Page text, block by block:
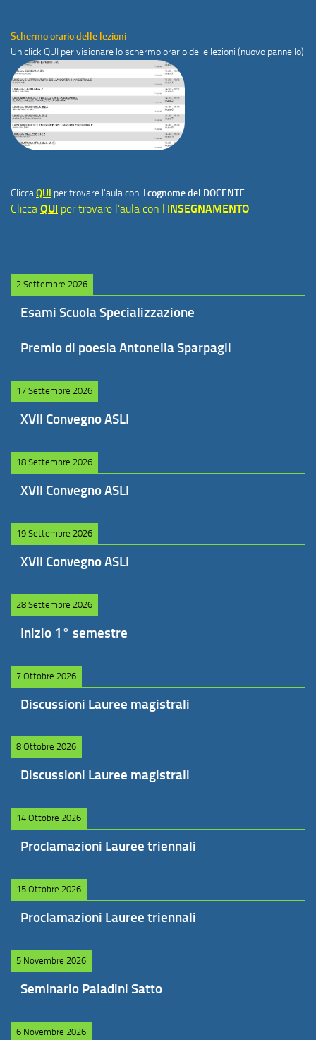
Schermo orario delle lezioni
Un click QUI per visionare lo schermo orario delle lezioni (nuovo pannello)
CliccaQUI per trovare l'aula con il cognome del DOCENTE
Clicca QUI per trovare l'aula con l'INSEGNAMENTO
2 Settembre 2026
Esami Scuola Specializzazione
Premio di poesia Antonella Sparpagli
17 Settembre 2026
XVII Convegno ASLI
18 Settembre 2026
XVII Convegno ASLI
19 Settembre 2026
XVII Convegno ASLI
28 Settembre 2026
Inizio 1° semestre
7 Ottobre 2026
Discussioni Lauree magistrali
8 Ottobre 2026
Discussioni Lauree magistrali
14 Ottobre 2026
Proclamazioni Lauree triennali
15 Ottobre 2026
Proclamazioni Lauree triennali
5 Novembre 2026
Seminario Paladini Satto
6 Novembre 2026